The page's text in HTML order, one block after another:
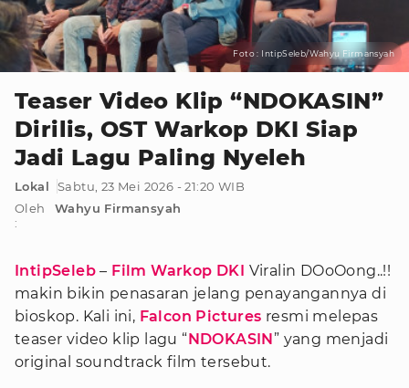
Foto : IntipSeleb/Wahyu Firmansyah
Teaser Video Klip “NDOKASIN”
Dirilis, OST Warkop DKI Siap
Jadi Lagu Paling Nyeleh
Lokal
Sabtu, 23 Mei 2026 - 21:20 WIB
Oleh
:
Wahyu Firmansyah
IntipSeleb – Film Warkop DKI Viralin DOoOong..!!
makin bikin penasaran jelang penayangannya di
bioskop. Kali ini, Falcon Pictures resmi melepas
teaser video klip lagu “NDOKASIN” yang menjadi
original soundtrack film tersebut.